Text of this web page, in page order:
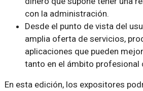
con la administración.
Desde el punto de vista del
amplia oferta de servicios,
aplicaciones que pueden
tanto en el ámbito profesional
En esta edición, los expositores